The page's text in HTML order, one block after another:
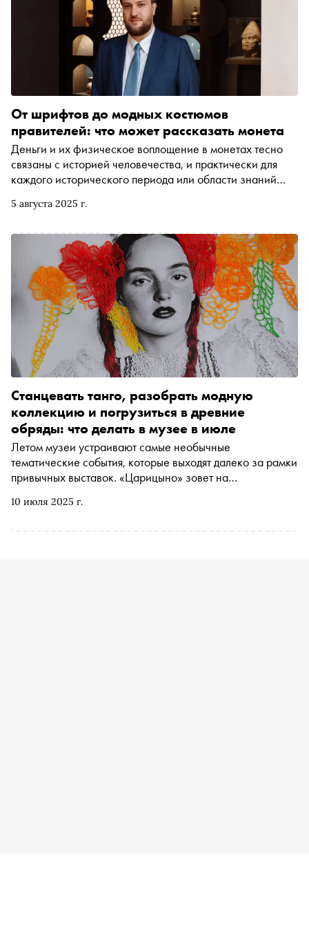
5 августа 2025 г.
От шрифтов до модных костюмов
правителей: что может рассказать монета
Деньги и их физическое воплощение в монетах тесно
связаны с историей человечества, и практически для
каждого исторического периода или области знаний
Нумизматика рассказывает про искусство, экономику,
почему монеты не исчезнут даже в цифровом будущем,
рассказывает нумизмат, старший эксперт Музея
Международного нумизматического клуба (МНК)
Богдан Берковский
10 июля 2025 г.
Станцевать танго, разобрать модную
коллекцию и погрузиться в древние
обряды: что делать в музее в июле
Летом музеи устраивают самые необычные
тематические события, которые выходят далеко за рамки
привычных выставок. «Царицыно» зовет на
танго и занимательное краеведение, а завод